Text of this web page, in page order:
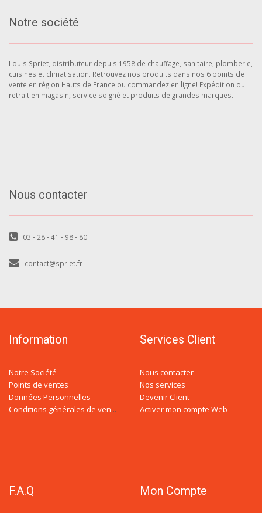
Notre société
Louis Spriet, distributeur depuis 1958 de chauffage, sanitaire, plomberie,
cuisines et climatisation. Retrouvez nos produits dans nos 6 points de
vente en région Hauts de France ou commandez en ligne! Expédition ou
retrait en magasin, service soigné et produits de grandes marques.
Nous contacter
03 - 28 - 41 - 98 - 80
contact@spriet.fr
Information
Notre Société
Points de ventes
Données Personnelles
Conditions générales de ventes
Services Client
Nous contacter
Nos services
Devenir Client
Activer mon compte Web
F.A.Q Mon Compte